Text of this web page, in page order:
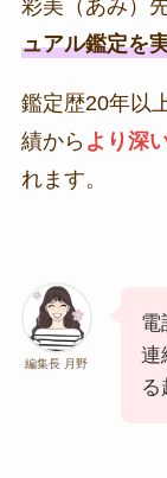
彩美（あみ）
ュアル鑑定を
鑑定歴20年以
績から より深
れます。
編集長 月野
電
連
る